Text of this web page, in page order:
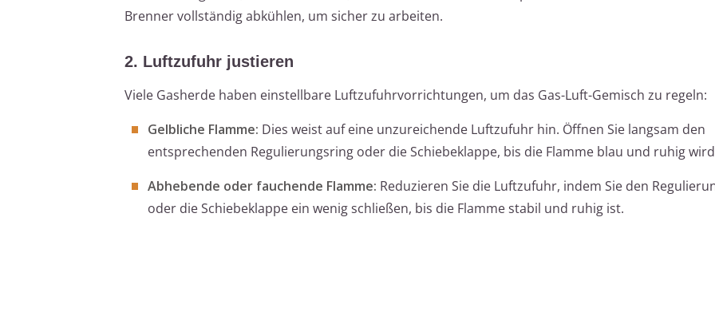
Brenner vollständig abkühlen, um sicher zu arbeiten.
2. Luftzufuhr justieren
Viele Gasherde haben einstellbare Luftzufuhrvorrichtungen, um das Gas-Luft-Gemisch zu regeln:
Gelbliche Flamme: Dies weist auf eine unzureichende Luftzufuhr hin. Öffnen Sie langsam den
entsprechenden Regulierungsring oder die Schiebeklappe, bis die Flamme blau und ruhig
Abhebende oder fauchende Flamme: Reduzieren Sie die Luftzufuhr, indem Sie den
oder die Schiebeklappe ein wenig schließen, bis die Flamme stabil und ruhig ist.